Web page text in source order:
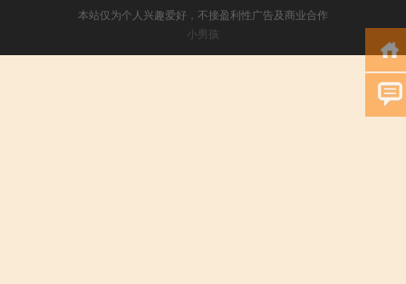
本站仅为个人兴趣爱好，不接盈利性广告及商业合作
小男孩